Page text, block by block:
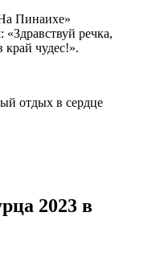
Пинаихе»
речка,
чудес!».
отдых в сердце
2023 в